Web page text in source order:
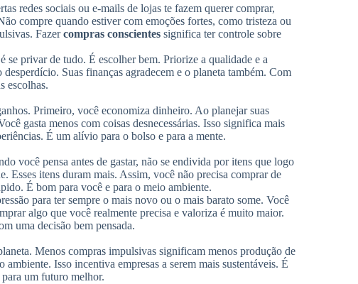
redes sociais ou e-mails de lojas te fazem querer comprar,
compre quando estiver com emoções fortes, como tristeza ou
Fazercompras conscientes significa ter controle sobre
privar de tudo. É escolher bem. Priorize a qualidade e a
Suas finanças agradecem e o planeta também. Com
escolhas.
Primeiro, você economiza dinheiro. Ao planejar suas
gasta menos com coisas desnecessárias. Isso significa mais
É um alívio para o bolso e para a mente.
você pensa antes de gastar, não se endivida por itens que logo
Esses itens duram mais. Assim, você não precisa comprar de
É bom para você e para o meio ambiente.
para ter sempre o mais novo ou o mais barato some. Você
algo que você realmente precisa e valoriza é muito maior.
uma decisão bem pensada.
Menos compras impulsivas significam menos produção de
Isso incentiva empresas a serem mais sustentáveis. É
um futuro melhor.